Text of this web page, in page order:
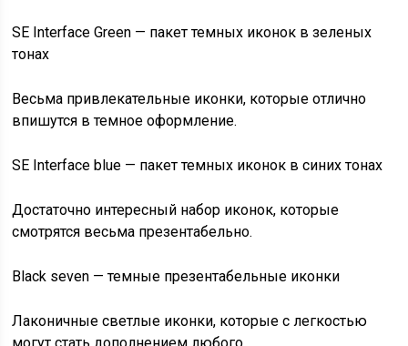
SE Interface Green — пакет темных иконок в зеленых
тонах
Весьма привлекательные иконки, которые отлично
впишутся в темное оформление.
SE Interface blue — пакет темных иконок в синих тонах
Достаточно интересный набор иконок, которые
смотрятся весьма презентабельно.
Black seven — темные презентабельные иконки
Лаконичные светлые иконки, которые с легкостью